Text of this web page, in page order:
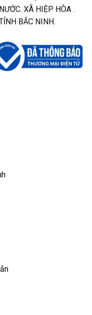
NƯỚC. XÃ HIỆP HÒA .
BẮC NINH.